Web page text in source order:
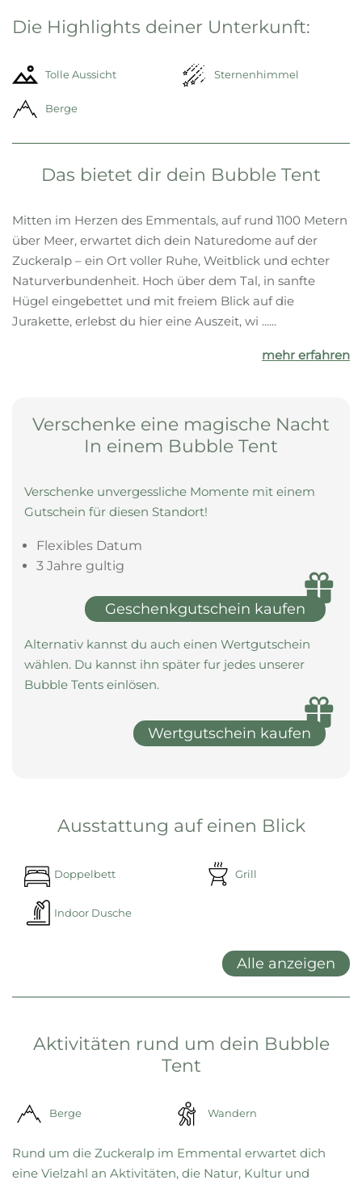
Die Highlights deiner Unterkunft:
Tolle Aussicht Sternenhimmel
Berge
Das bietet dir dein Bubble Tent
Mitten im Herzen des Emmentals, auf rund 1100 Metern
über Meer, erwartet dich dein Naturedome auf der
Zuckeralp – ein Ort voller Ruhe, Weitblick und echter
Naturverbundenheit. Hoch über dem Tal, in sanfte
Hügel eingebettet und mit freiem Blick auf die
Jurakette, erlebst du hier eine Auszeit, wi ......
mehr erfahren
Verschenke eine magische Nacht
In einem Bubble Tent
Verschenke unvergessliche Momente mit einem
Gutschein für diesen Standort!
Flexibles Datum
3 Jahre gultig
Geschenkgutschein kaufen
Alternativ kannst du auch einen Wertgutschein
wählen. Du kannst ihn später fur jedes unserer
Bubble Tents einlösen.
Wertgutschein kaufen
Ausstattung auf einen Blick
Doppelbett Grill
Indoor Dusche
Alle anzeigen
Aktivitäten rund um dein Bubble
Tent
Berge Wandern
Rund um die Zuckeralp im Emmental erwartet dich
eine Vielzahl an Aktivitäten, die Natur, Kultur und